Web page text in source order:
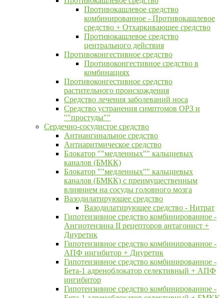
Противокашлевое средство
комбинированное - Противокашлевое
средство + Отхаркивающее средство
Противокашлевое средство
центрального действия
Противоконгестивное средство
Противоконгестивное средство в
комбинациях
Противоконгестивное средство
растительного происхождения
Средство лечения заболеваний носа
Средство устранения симптомов ОРЗ и
""простуды""
Сердечно-сосудистое средство
Антиангинальное средство
Антиаритмическое средство
Блокатор ""медленных"" кальциевых
каналов (БМКК)
Блокатор ""медленных"" кальциевых
каналов (БМКК) с преимущественным
влиянием на сосуды головного мозга
Вазодилатирующее средство
Вазодилатирующее средство - Нитрат
Гипотензивное средство комбинированное -
Ангиотензина II рецепторов антагонист +
Диуретик
Гипотензивное средство комбинированное -
АПФ ингибитор + Диуретик
Гипотензивное средство комбинированное -
Бета-1 адреноблокатор селективный + АПФ
ингибитор
Гипотензивное средство комбинированное -